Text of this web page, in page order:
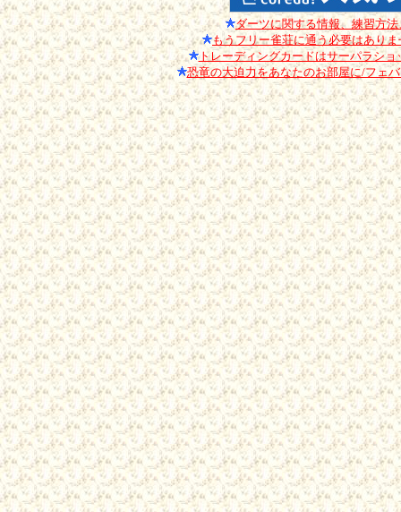
ダーツに関する情報、練習方
もうフリー雀荘に通う必要はあり
トレーディングカードはサーパラシ
恐竜の大迫力をあなたのお部屋に/フェ